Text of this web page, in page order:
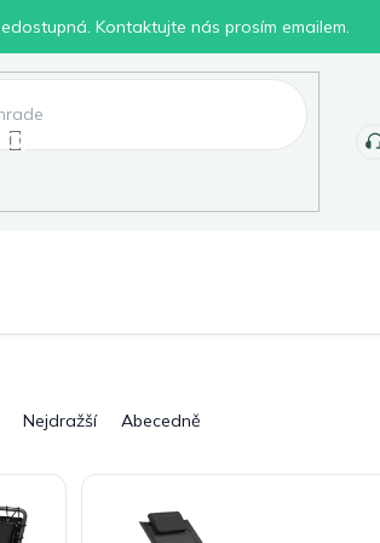
Kontaktujte nás prosím emailem.
Nejdražší Abecedně